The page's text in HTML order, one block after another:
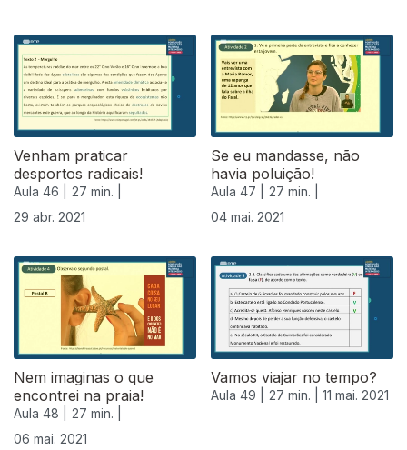
Venham praticar
desportos radicais!
Aula 46 |
27 min. |
29 abr. 2021
Se eu mandasse, não
havia poluição!
Aula 47 |
27 min. |
04 mai. 2021
541371
Nem imaginas o que
encontrei na praia!
Aula 48 |
27 min. |
06 mai. 2021
Vamos viajar no tempo?
Aula 49 | 27 min. | 11 mai. 2021